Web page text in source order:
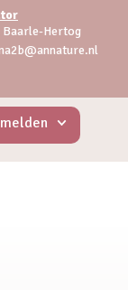
Baarle-Hertog